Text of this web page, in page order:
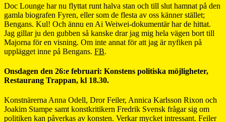
Doc Lounge har nu flyttat runt halva stan och till slut hamnat på den
gamla biografen Fyren, eller som de flesta av oss känner stället;
Bengans. Kul! Och ännu en Ai Weiwei-dokumentär har de hittat.
Jag gillar ju den gubben så kanske drar jag mig hela vägen bort till
Majorna för en visning. Om inte annat för att jag är nyfiken på
upplägget inne på Bengans. FB.
Onsdagen den 26:e februari: Konstens politiska möjligheter,
Restaurang Trappan, kl 18.30.
Konstnärerna Anna Odell, Dror Feiler, Annica Karlsson Rixon och
Joakim Stampe samt konstkritikern Fredrik Svensk frågar sig om
politiken kan påverkas av konsten. Verkar mycket intressant. Feiler